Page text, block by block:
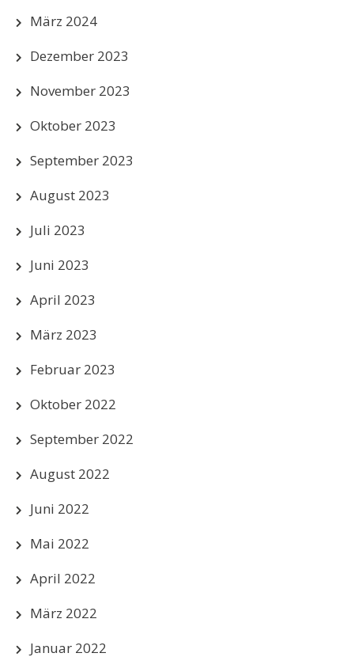
März 2024
Dezember 2023
November 2023
Oktober 2023
September 2023
August 2023
Juli 2023
Juni 2023
April 2023
März 2023
Februar 2023
Oktober 2022
September 2022
August 2022
Juni 2022
Mai 2022
April 2022
März 2022
Januar 2022